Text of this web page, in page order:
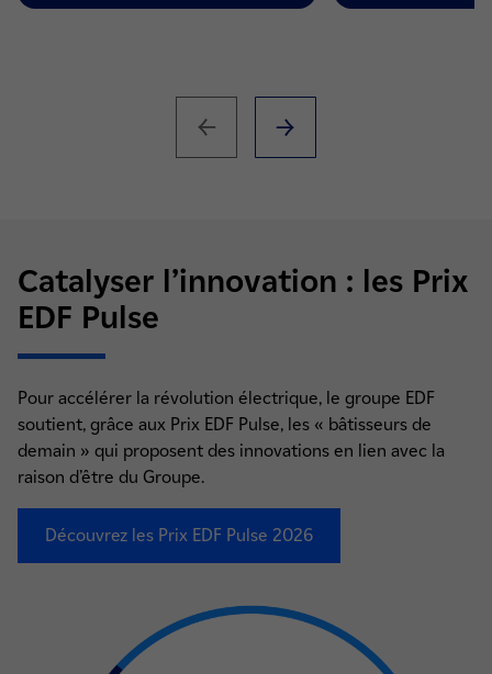
Catalyser l’innovation : les Prix
EDF Pulse
Pour accélérer la révolution électrique, le groupe EDF
soutient, grâce aux Prix EDF Pulse, les « bâtisseurs de
demain » qui proposent des innovations en lien avec la
raison d’être du Groupe.
Découvrez les Prix EDF Pulse 2026